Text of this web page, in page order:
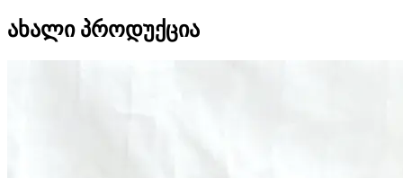
ახალი პროდუქცია